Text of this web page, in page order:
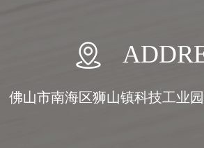
佛山市南海区狮山镇科技工业